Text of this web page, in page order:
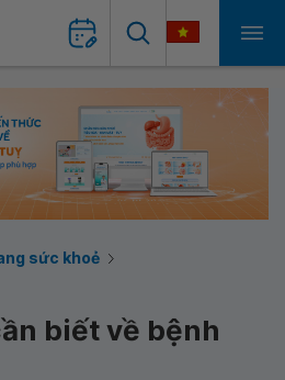
sức khoẻ
biết về bệnh